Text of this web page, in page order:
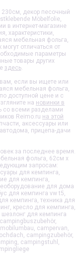
декор песочный
Möbelfolie,
в интернет-магазине
характеристики,
мебельная фольга,
могут отличаться от
параметры
товары других
здесь.
если вы ищете или
мебельная фольга,
по доступной цене и с
на новинки в
со всеми разделами
Reimo.ru на этой
аксессуары или
прицепа-дачи
за последнее время.
фольга, 62см x
запросам:
для кемпинга,
для кемпинга,
для дома
для кемпинга vw t5,
кемпинга, техника для
кресло для кемпинга,
для кемпинга
campervan,
campingzubehör,
campingstuhl,